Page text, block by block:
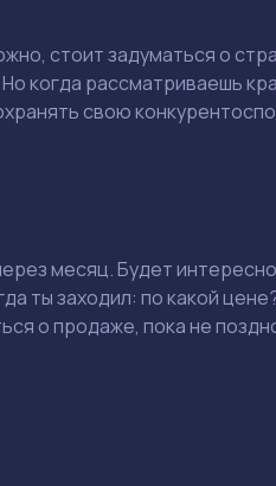
стоит задуматься о
когда рассматриваешь
свою
месяц. Будет
ты заходил: по какой
о продаже, пока не